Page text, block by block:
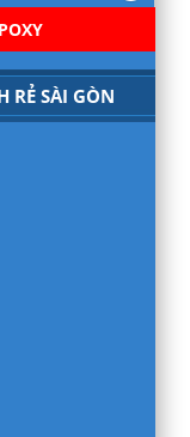
RẺ SÀI GÒN